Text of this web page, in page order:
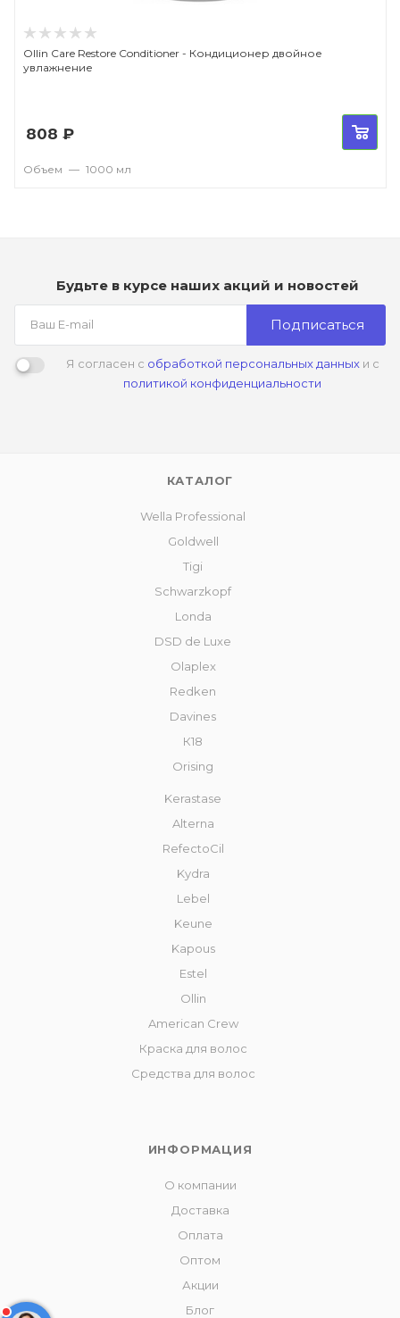
Ollin Care Restore Conditioner - Кондиционер двойное
увлажнение
808 ₽
Объем — 1000 мл
Будьте в курсе наших акций и новостей
Подписаться
Я согласен с обработкой персональных данныхи с
политикой конфиденциальности
КАТАЛОГ
Wella Professional
Goldwell
Tigi
Schwarzkopf
Londa
DSD de Luxe
Olaplex
Redken
Davines
К18
Orising
Kerastase
Alterna
RefectoCil
Kydra
Lebel
Keune
Kapous
Estel
Ollin
American Crew
Краска для волос
Средства для волос
ИНФОРМАЦИЯ
О компании
Доставка
Оплата
Оптом
Акции
Блог